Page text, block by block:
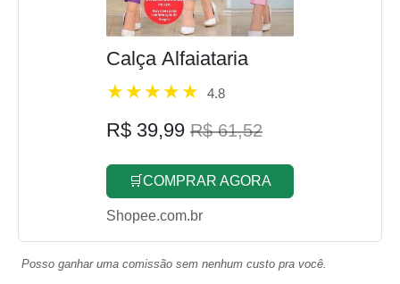
Calça Alfaiataria
4.8
R$ 39,99 R$ 61,52
🛒COMPRAR AGORA
Shopee.com.br
Posso ganhar uma comissão sem nenhum custo pra você.